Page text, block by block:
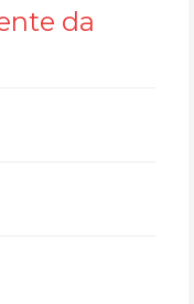
da